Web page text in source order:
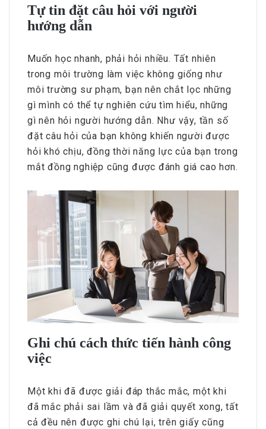
Tự tin đặt câu hỏi với người
hướng dẫn
Muốn học nhanh, phải hỏi nhiều. Tất nhiên
trong môi trường làm việc không giống như
môi trường sư phạm, bạn nên chắt lọc những
gì mình có thể tự nghiên cứu tìm hiểu, những
gì nên hỏi người hướng dẫn. Như vậy, tần số
đặt câu hỏi của bạn không khiến người được
hỏi khó chịu, đồng thời năng lực của bạn trong
mắt đồng nghiệp cũng được đánh giá cao hơn.
Ghi chú cách thức tiến hành công
việc
Một khi đã được giải đáp thắc mắc, một khi
đã mắc phải sai lầm và đã giải quyết xong, tất
cả đều nên được ghi chú lại, trên giấy cũng